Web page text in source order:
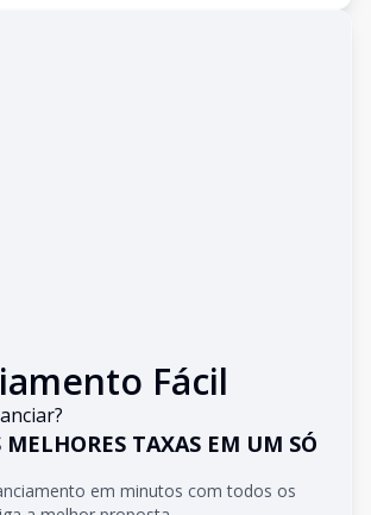
Fácil
MELHORES TAXAS EM UM SÓ
em minutos com todos os